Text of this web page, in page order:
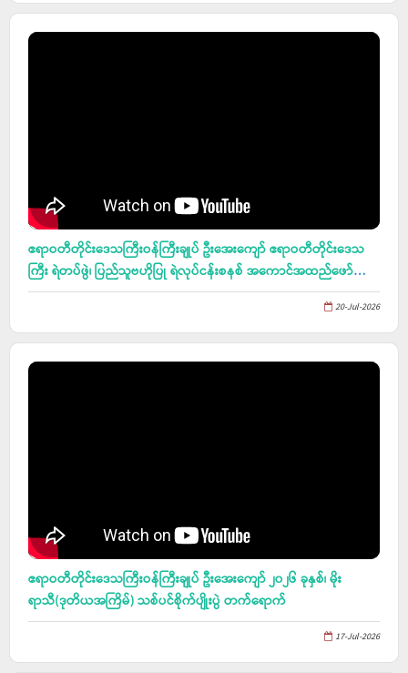
ဧရာဝတီတိုင်းဒေသကြီးဝန်ကြီးချုပ် ဦးအေး‌ကျော် ဧရာဝတီတိုင်းဒေသ
ကြီး ရဲတပ်ဖွဲ၊ ပြည်သူဗဟိုပြု ရဲလုပ်ငန်းစနစ် အကောင်အထည်ဖော်
ဆောင်ရွက်ရေးဆွေးနွေးပွဲ တက်ရောက်
20-Jul-2026
ဧရာဝတီတိုင်းဒေသကြီးဝန်ကြီးချုပ် ဦးအေးကျော် ၂၀၂၆ ခုနှစ်၊ မိုး
ရာသီ(ဒုတိယအကြိမ်) သစ်ပင်စိုက်ပျိုးပွဲ တက်ရောက်
17-Jul-2026